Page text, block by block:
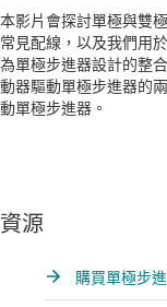
本影片會探討單極與雙
常見配線，以及我們用
為單極步進器設計的整
動器驅動單極步進器的
動單極步進器。
資源
購買單極步